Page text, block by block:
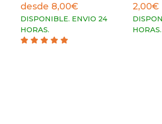
desde 8,00€
DISPONIBLE. ENVIO 24
HORAS.
2,00€
HORAS.